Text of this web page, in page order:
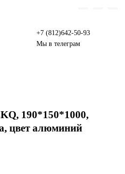
+7 (812)642-50-93
Мы в телеграм
190*150*1000,
цвет алюминий